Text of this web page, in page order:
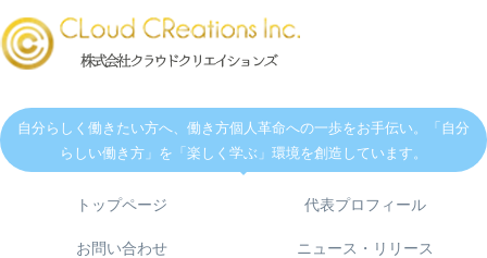
自分らしく働きたい方へ、働き方個人革命への一歩をお手伝い。「自分
らしい働き方」を「楽しく学ぶ」環境を創造しています。
トップページ 代表プロフィール
お問い合わせ ニュース・リリース